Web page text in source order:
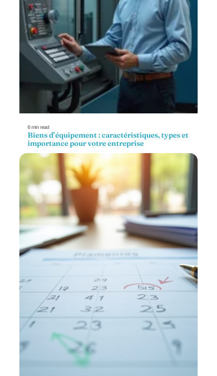
6 min read
Biens d’équipement : caractéristiques, types et
importance pour votre entreprise